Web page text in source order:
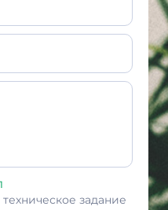
задание